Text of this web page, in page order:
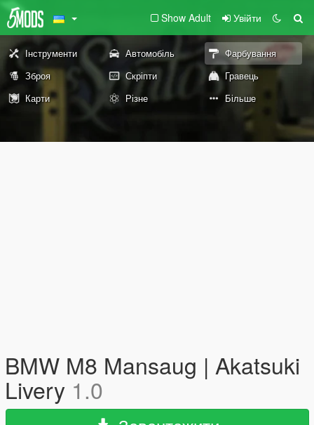
Show Adult Увійти
Інструменти Автомобіль
Фарбування
Зброя
Скріпти
Гравець
Карти
Різне Більше
BMW M8 Mansaug | Akatsuki
Livery 1.0